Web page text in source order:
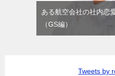
ある航空会社の社内恋
（GS編）
Tweets by